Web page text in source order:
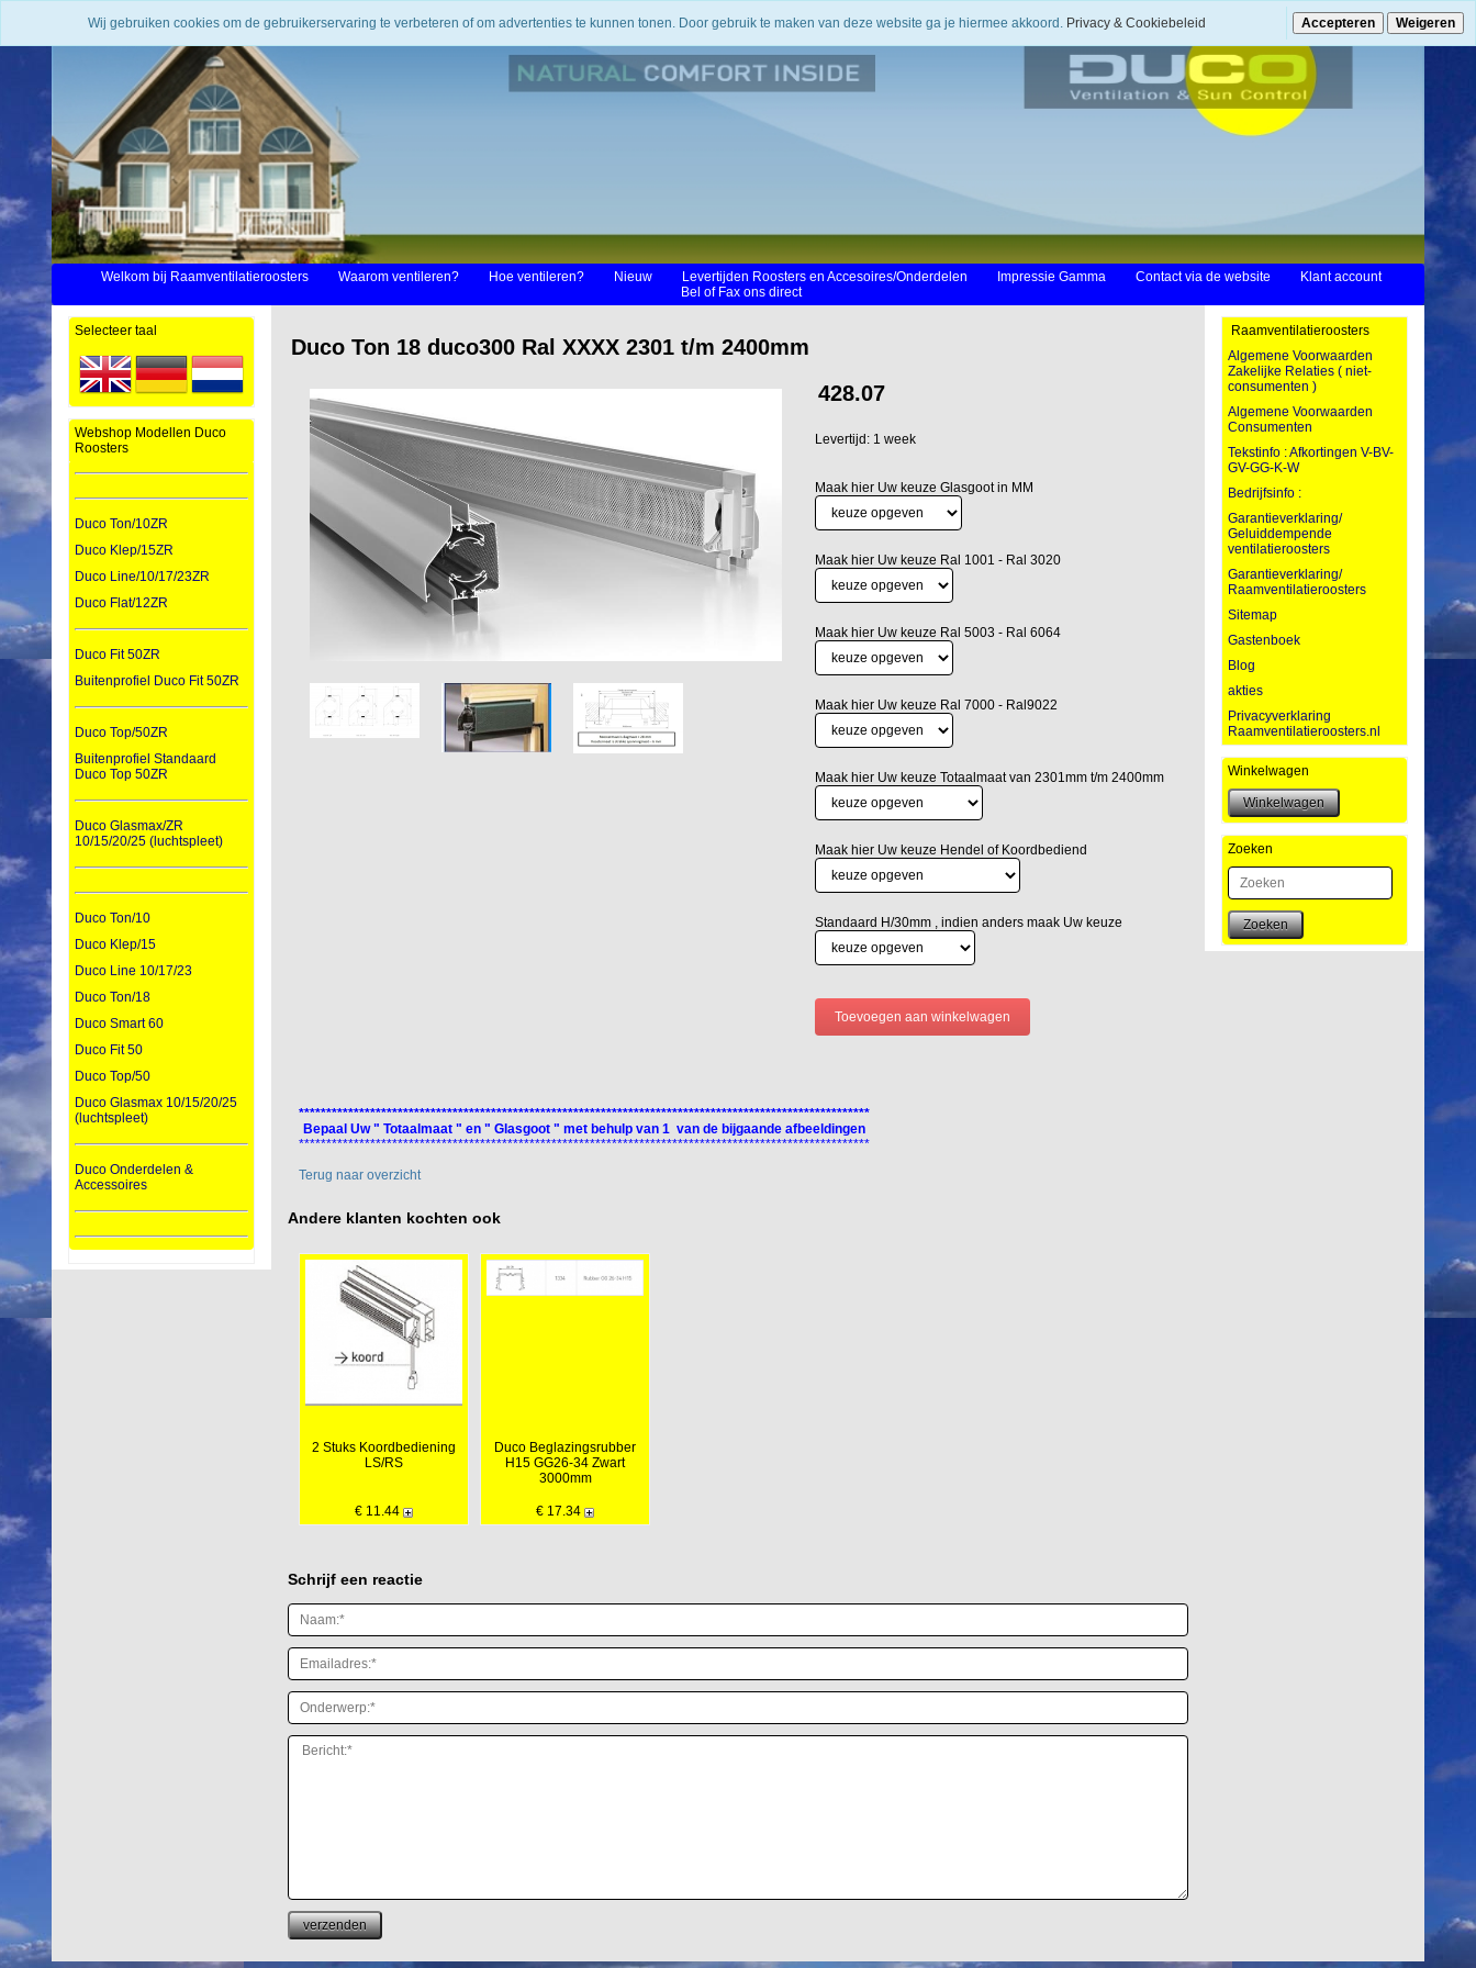
Welkom bij Raamventilatieroosters Waarom ventileren? Hoe ventileren? Nieuw Levertijden Roosters en Accesoires/Onderdelen Impressie Gamma Contact via de website
Klant account
Bel of Fax ons direct
Selecteer taal
Webshop Modellen Duco
Roosters
Duco Ton/10ZR
Duco Klep/15ZR
Duco Line/10/17/23ZR
Duco Flat/12ZR
Duco Fit 50ZR
Buitenprofiel Duco Fit 50ZR
Duco Top/50ZR
Buitenprofiel Standaard
Duco Top 50ZR
Duco Glasmax/ZR
10/15/20/25 (luchtspleet)
Duco Ton/10
Duco Klep/15
Duco Line 10/17/23
Duco Ton/18
Duco Smart 60
Duco Fit 50
Duco Top/50
Duco Glasmax 10/15/20/25
(luchtspleet)
Duco Onderdelen &
Accessoires
Duco Ton 18 duco300 Ral XXXX 2301 t/m 2400mm
428.07
Levertijd: 1 week
Maak hier Uw keuze Glasgoot in MM
Maak hier Uw keuze Ral 1001 - Ral 3020
Maak hier Uw keuze Ral 5003 - Ral 6064
Maak hier Uw keuze Ral 7000 - Ral9022
Maak hier Uw keuze Totaalmaat van 2301mm t/m 2400mm
Maak hier Uw keuze Hendel of Koordbediend
Standaard H/30mm , indien anders maak Uw keuze
********************************************************************************************************
Bepaal Uw " Totaalmaat " en " Glasgoot " met behulp van 1 van de bijgaande afbeeldingen
********************************************************************************************************
Terug naar overzicht
Andere klanten kochten ook
2 Stuks Koordbediening
LS/RS
€ 11.44
Duco Beglazingsrubber
H15 GG26-34 Zwart
3000mm
€ 17.34
Schrijf een reactie
Raamventilatieroosters
Algemene Voorwaarden
Zakelijke Relaties ( niet-
consumenten )
Algemene Voorwaarden
Consumenten
Tekstinfo : Afkortingen V-BV-
GV-GG-K-W
Bedrijfsinfo :
Garantieverklaring/
Geluiddempende
ventilatieroosters
Garantieverklaring/
Raamventilatieroosters
Sitemap
Gastenboek
Blog
akties
Privacyverklaring
Raamventilatieroosters.nl
Winkelwagen
Zoeken
Zoeken
Wij gebruiken cookies om de gebruikerservaring te verbeteren of om advertenties te kunnen tonen. Door gebruik te maken van deze website ga je hiermee akkoord. Privacy & Cookiebeleid Accepteren Weigeren